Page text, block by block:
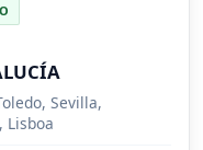
Sevilla,
Lisboa